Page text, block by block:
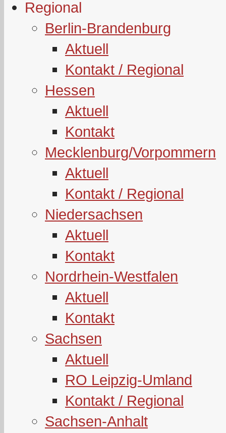
Regional
Berlin-Brandenburg
Aktuell
Kontakt / Regional
Hessen
Aktuell
Kontakt
Mecklenburg/Vorpommern
Aktuell
Kontakt / Regional
Niedersachsen
Aktuell
Kontakt
Nordrhein-Westfalen
Aktuell
Kontakt
Sachsen
Aktuell
RO Leipzig-Umland
Kontakt / Regional
Sachsen-Anhalt